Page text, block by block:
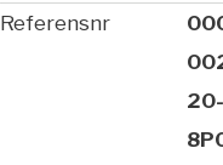
Referensnr